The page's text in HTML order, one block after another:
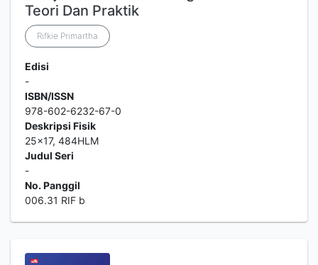
Teori Dan Praktik
Rifkie Primartha
Edisi
-
ISBN/ISSN
978-602-6232-67-0
Deskripsi Fisik
25x17, 484HLM
Judul Seri
-
No. Panggil
006.31 RIF b